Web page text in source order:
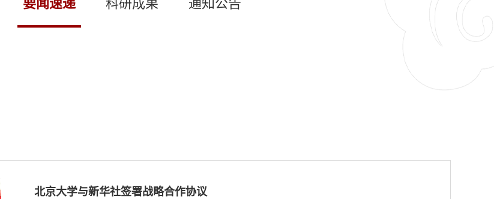
要闻速递 科研成果 通知公告
北京大学与新华社签署战略合作协议